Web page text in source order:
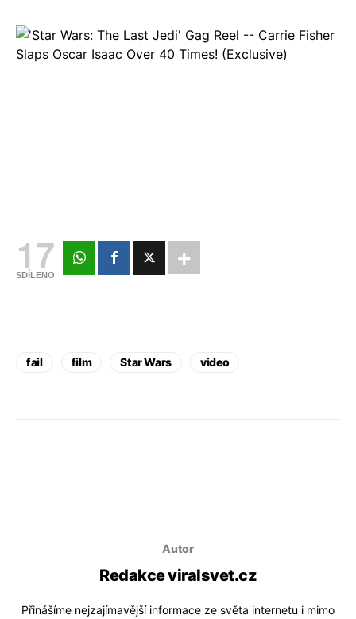
17
SDÍLENO
fail film Star Wars video
Autor
Redakce viralsvet.cz
Přinášíme nejzajímavější informace ze světa internetu i mimo